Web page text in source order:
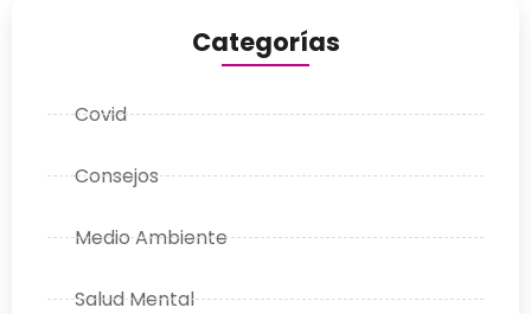
Categorías
Covid
Consejos
Medio Ambiente
Salud Mental